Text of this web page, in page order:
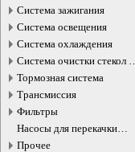
Система зажигания
Система освещения
Система охлаждения
Система очистки стекол и
фар
Тормозная система
Трансмиссия
Фильтры
Насосы для перекачки
жидкостей
Прочее